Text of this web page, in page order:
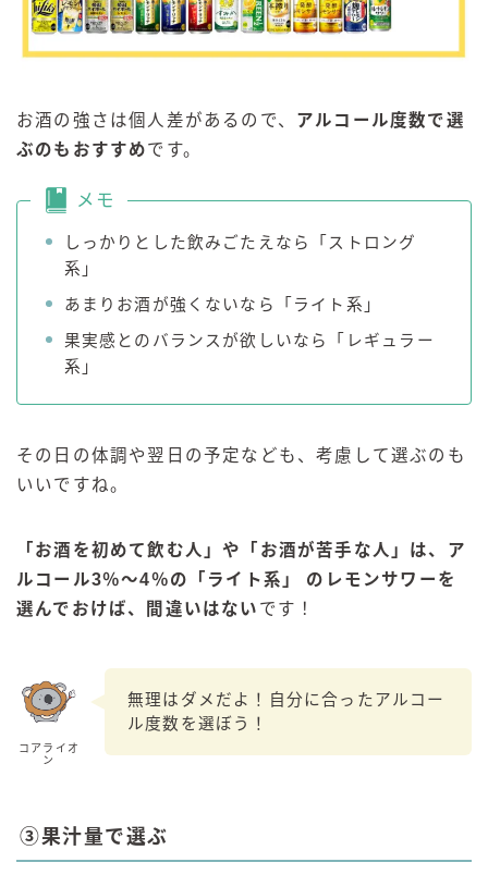
お酒の強さは個人差があるので、 アルコール度数で選
ぶのもおすすめです。
メモ
しっかりとした飲みごたえなら「ストロング
系」
あまりお酒が強くないなら「ライト系」
果実感とのバランスが欲しいなら「レギュラー
系」
その日の体調や翌日の予定なども、考慮して選ぶのも
いいですね。
「お酒を初めて飲む人」や「お酒が苦手な人」は、ア
ルコール3％～4％の「ライト系」 のレモンサワーを
選んでおけば、間違いはない です！
コアライオ
ン
無理はダメだよ！自分に合ったアルコー
ル度数を選ぼう！
③果汁量で選ぶ